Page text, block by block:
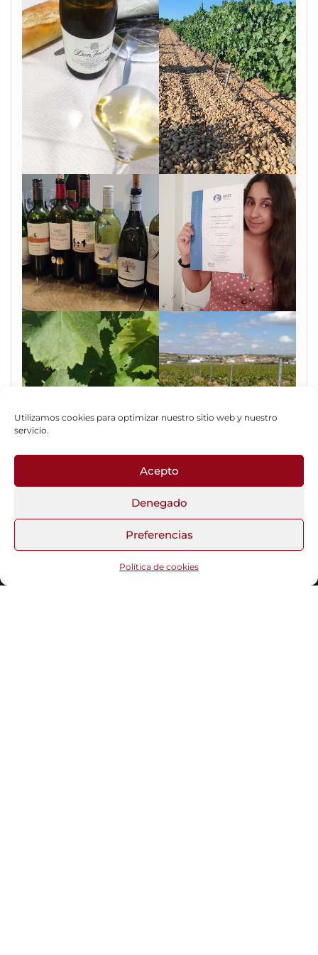
Utilizamos cookies para optimizar nuestro sitio web y nuestro
servicio.
Acepto
Denegado
Preferencias
Política de cookies
Fotos del Blog
Funciona gracias aWordPress |Tema:Head Blog